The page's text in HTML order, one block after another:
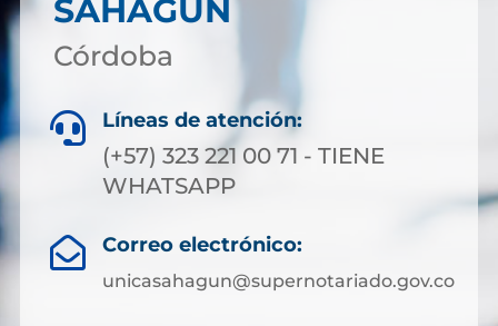
SAHAGÚN
Córdoba
 Líneas de atención:
(+57) 323 221 00 71 - TIENE
WHATSAPP
 Correo electrónico:
unicasahagun@supernotariado.gov.co